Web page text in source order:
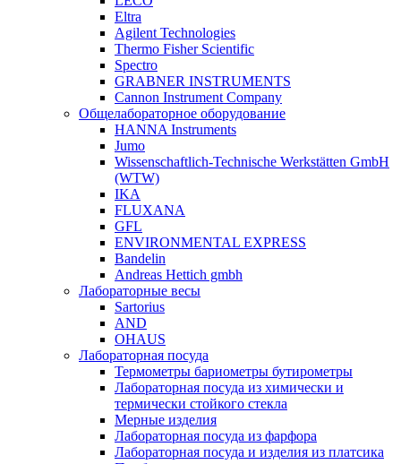
Eltra
Agilent Technologies
Thermo Fisher Scientific
Spectro
GRABNER INSTRUMENTS
Cannon Instrument Company
Общелабораторное оборудование
HANNA Instruments
Jumo
Wissenschaftlich-Technische Werkstätten GmbH
(WTW)
IKA
FLUXANA
GFL
ENVIRONMENTAL EXPRESS
Bandelin
Andreas Hettich gmbh
Лабораторные весы
Sartorius
AND
OHAUS
Лабораторная посуда
Термометры бариометры бутирометры
Лабораторная посуда из химически и
термически стойкого стекла
Мерные изделия
Лабораторная посуда из фарфора
Лабораторная посуда и изделия из платсика